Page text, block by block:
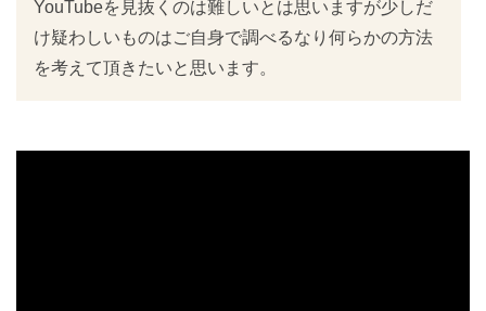
YouTubeを見抜くのは難しいとは思いますが少しだ
け疑わしいものはご自身で調べるなり何らかの方法
を考えて頂きたいと思います。